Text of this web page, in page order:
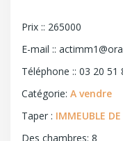
Prix :: 265000
E-mail ::
Téléphone :: 03 20 51
Catégorie: A vendre
Taper : IMMEUBLE
Des chambres: 8